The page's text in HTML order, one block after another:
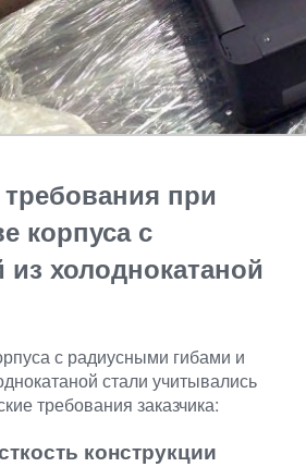
при
корпуса с
холоднокатаной
с радиусными гибами и
стали учитывались
требования заказчика:
конструкции